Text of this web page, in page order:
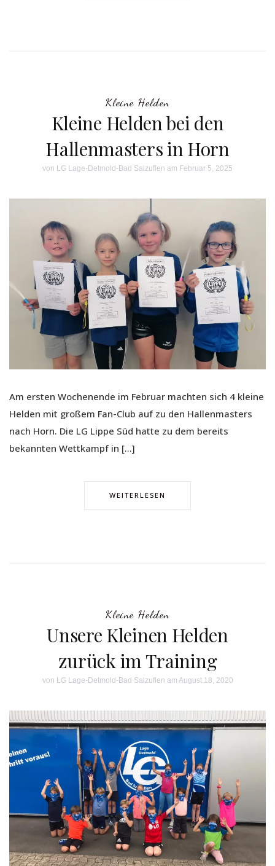
Kleine Helden
Kleine Helden bei den
Hallenmasters in Horn
von LG Lage-Detmold-Bad Salzuflen am Februar 5, 2025
Am ersten Wochenende im Februar machten sich 4 kleine
Helden mit großem Fan-Club auf zu den Hallenmasters
nach Horn. Die LG Lippe Süd hatte zu dem bereits
bekannten Wettkampf in […]
WEITERLESEN
Kleine Helden
Unsere Kleinen Helden
zurück im Training
von LG Lage-Detmold-Bad Salzuflen am August 18, 2020